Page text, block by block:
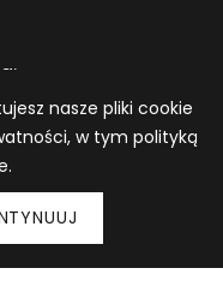
Współczesnej
góry strony
nasze pliki cookie
w tym polityką